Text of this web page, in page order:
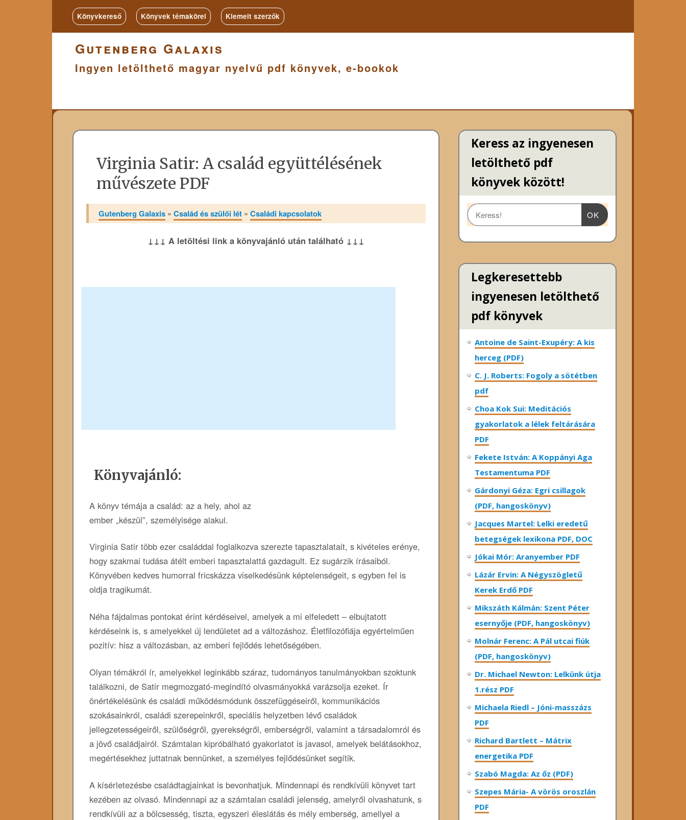
Könyvkereső Könyvek témakörei Kiemelt szerzők
Gutenberg Galaxis
Ingyen letölthető magyar nyelvű pdf könyvek, e-bookok
Virginia Satir: A család együttélésének
művészete PDF
Gutenberg Galaxis »Család és szülői lét »Családi kapcsolatok
↓↓↓ A letöltési link a könyvajánló után található ↓↓↓
Könyvajánló:
A könyv témája a család: az a hely, ahol az
ember „készül”, személyisége alakul.
Virginia Satir több ezer családdal foglalkozva szerezte tapasztalatait, s kivételes erénye,
hogy szakmai tudása átélt emberi tapasztalattá gazdagult. Ez sugárzik írásaiból.
Könyvében kedves humorral fricskázza viselkedésünk képtelenségeit, s egyben fel is
oldja tragikumát.
Néha fájdalmas pontokat érint kérdéseivel, amelyek a mi elfeledett – elbujtatott
kérdéseink is, s amelyekkel új lendületet ad a változáshoz. Életfilozófiája egyértelműen
pozitív: hisz a változásban, az emberi fejlődés lehetőségében.
Olyan témákról ír, amelyekkel leginkább száraz, tudományos tanulmányokban szoktunk
találkozni, de Satir megmozgató-megindító olvasmányokká varázsolja ezeket. Ír
önértékelésünk és családi működésmódunk összefüggéseiről, kommunikációs
szokásainkról, családi szerepeinkről, speciális helyzetben lévő családok
jellegzetességeiről, szülőségről, gyerekségről, emberségről, valamint a társadalomról és
a jövő családjairól. Számtalan kipróbálható gyakorlatot is javasol, amelyek belátásokhoz,
megértésekhez juttatnak bennünket, a személyes fejlődésünket segítik.
A kísérletezésbe családtagjainkat is bevonhatjuk. Mindennapi és rendkívüli könyvet tart
kezében az olvasó. Mindennapi az a számtalan családi jelenség, amelyről olvashatunk, s
rendkívüli az a bölcsesség, tiszta, egyszeri éleslátás és mély emberség, amellyel a
Keress az ingyenesen
letölthető pdf
könyvek között!
OK
Legkeresettebb
ingyenesen letölthető
pdf könyvek
Antoine de Saint-Exupéry: A kis
herceg (PDF)
C. J. Roberts: Fogoly a sötétben
pdf
Choa Kok Sui: Meditációs
gyakorlatok a lélek feltárására
PDF
Fekete István: A Koppányi Aga
Testamentuma PDF
Gárdonyi Géza: Egri csillagok
(PDF, hangoskönyv)
Jacques Martel: Lelki eredetű
betegségek lexikona PDF, DOC
Jókai Mór: Aranyember PDF
Lázár Ervin: A Négyszögletű
Kerek Erdő PDF
Mikszáth Kálmán: Szent Péter
esernyője (PDF, hangoskönyv)
Molnár Ferenc: A Pál utcai fiúk
(PDF, hangoskönyv)
Dr. Michael Newton: Lelkünk útja
1.rész PDF
Michaela Riedl – Jóni-masszázs
PDF
Richard Bartlett – Mátrix
energetika PDF
Szabó Magda: Az őz (PDF)
Szepes Mária- A vörös oroszlán
PDF